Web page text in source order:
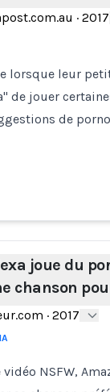
· 2017
lorsque leur
de jouer
de
joue du
chanson
· 2017
vidéo NSFW,